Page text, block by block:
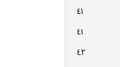
٤١
٤١
٤٢